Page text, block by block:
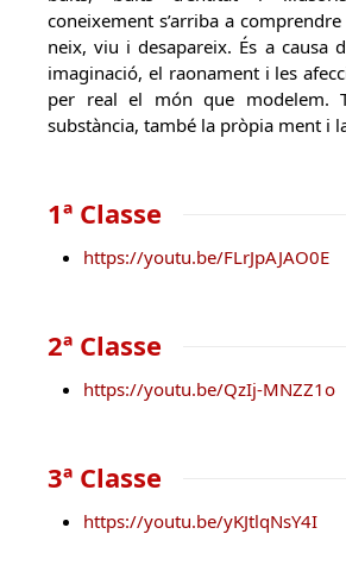
coneixement s’arriba a
neix, viu i desapareix. És a causa
imaginació, el raonament i les
per real el món que modelem.
substància, també la pròpia ment i
1ª Classe
https://youtu.be/FLrJpAJAO0E
2ª Classe
https://youtu.be/QzIj-MNZZ1o
3ª Classe
https://youtu.be/yKJtlqNsY4I